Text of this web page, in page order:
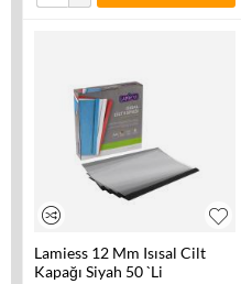
Lamiess 12 Mm Isısal Cilt
Kapağı Siyah 50 `Li